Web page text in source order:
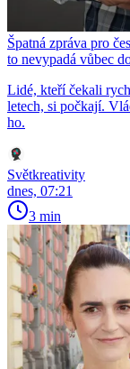
Špatná zpráva pro
to nevypadá vůbec
Lidé, kteří čekali
letech, si počkají.
ho.
Světkreativity
dnes, 07:21
3 min